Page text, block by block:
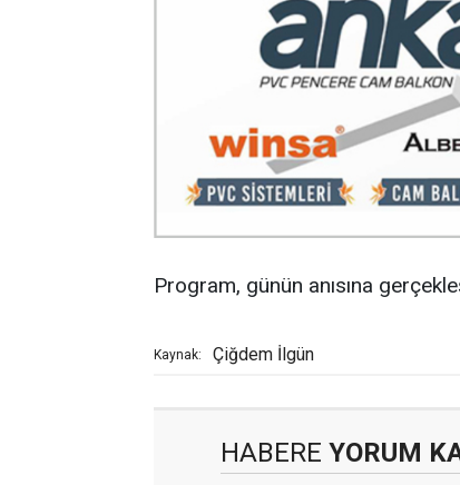
Program, günün anısına
Kaynak: Çiğdem İlgün
HABERE YORUM